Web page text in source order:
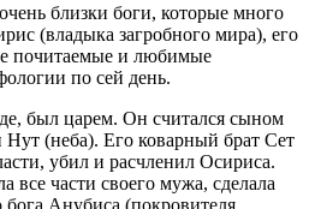
близки боги, которые много
(владыка загробного мира), его
почитаемые и любимые
по сей день.
был царем. Он считался сыном
Нут (неба). Его коварный брат Сет
убил и расчленил Осириса.
все части своего мужа, сделала
Анубиса (покровителя